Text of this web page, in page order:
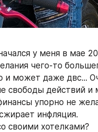
у меня в мае
чего-то
и может даже двс...
свободы действий и
упорно не
инфляция.
своими хотелками?